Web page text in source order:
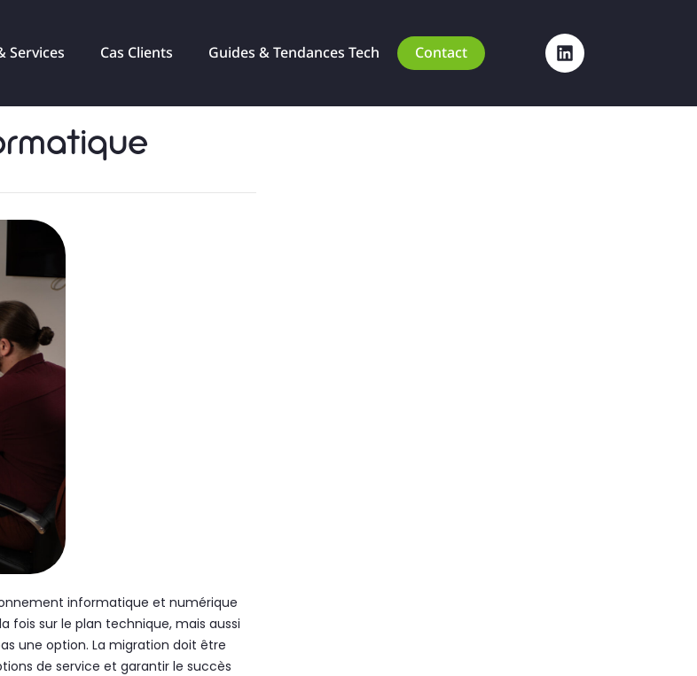
Services Cas Clients Guides & Tendances Tech Contact
informatique et numérique
fois sur le plan technique, mais aussi
une option. La migration doit être
de service et garantir le succès